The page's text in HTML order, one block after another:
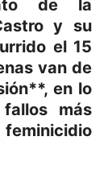
de la
y su
el 15
van de
en lo
más